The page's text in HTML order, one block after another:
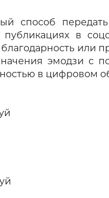
способ
в
или
эмодзи с
в цифровом